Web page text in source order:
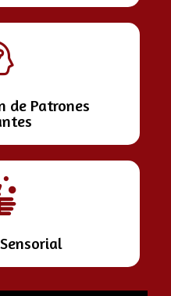
de Patrones